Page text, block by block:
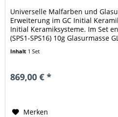
Universelle Malfarben und
Erweiterung im GC Initial
Initial Keramiksysteme. Im Set
(SPS1-SPS16) 10g Glasurmasse
Inhalt 1 Set
869,00 € *
Merken